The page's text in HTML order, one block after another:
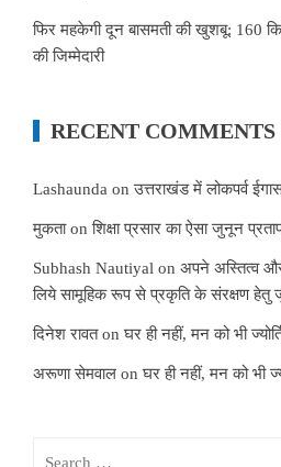
फिर महकेगी दून बासमती की खुशबू: 160
की जिम्मेदारी
RECENT COMMENTS
Lashaunda onउत्तराखंड में लोकपर्व
मुकताonशिक्षा प्रसार का ऐसा जुनून
Subhash Nautiyal on अपने अस्तित्व
लिये सामूहिक रूप से प्रकृति के संरक्षण हेतु
दिनेश रावतonघर ही नहीं, मन को भी
अरूणा सेमवाल onघर ही नहीं, मन को भी